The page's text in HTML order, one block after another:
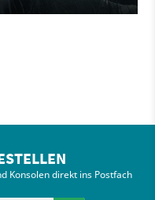
Konsolen direkt ins Postfach